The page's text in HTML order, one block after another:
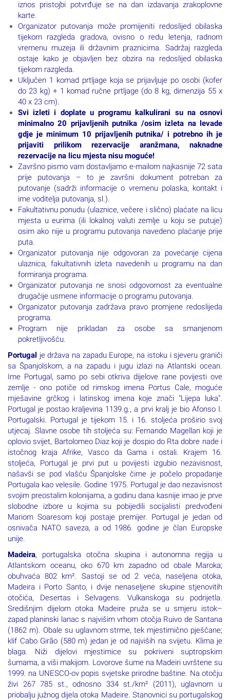
iznos pristojbi potvrđuje se na dan izdavanja zrakoplovne
karte.
Organizator putovanja može promijeniti redoslijed obilaska
tijekom razgleda gradova, ovisno o redu letenja, radnom
vremenu muzeja ili državnim praznicima. Sadržaj razgleda
ostaje kako je objavljen bez obzira na redoslijed obilaska
tijekom razgleda.
Uključen 1 komad prtljage koja se prijavljuje po osobi (kofer
do 23 kg) + 1 komad ručne prtljage (do 8 kg, dimenzija 55 x
40 x 23 cm).
Svi izleti i doplate u programu kalkulirani su na osnovi
minimalno 20 prijavljenih putnika /osim izleta na levade
gdje je minimum 10 prijavljenih putnika/ i potrebno ih je
prijaviti prilikom rezervacije aranžmana, naknadne
rezervacije na licu mjesta nisu moguće!
Završno pismo vam dostavljamo e-mailom najkasnije 72 sata
prije putovanja – to je završni dokument potreban za
putovanje (sadrži informacije o vremenu polaska, kontakt i
ime voditelja putovanja, sl.).
Fakultativnu ponudu (ulaznice, večere i slično) plaćate na licu
mjesta u eurima (ili lokalnoj valuti zemlje u koju se putuje)
osim ako nije u programu putovanja navedeno plaćanje prije
puta.
Organizator putovanja nije odgovoran za povećanje cijena
ulaznica, fakultativnih izleta navedenih u programu na dan
formiranja programa.
Organizator putovanja ne snosi odgovornost za eventualne
drugačije usmene informacije o programu putovanja.
Organizator putovanja zadržava pravo promjene redoslijeda
programa.
Program nije prikladan za osobe sa smanjenom
pokretljivošću.
Portugal je država na zapadu Europe, na istoku i sjeveru graniči
sa Španjolskom, a na zapadu i jugu izlazi na Atlantski ocean.
Ime Portugal, samo po sebi otkriva dijelove rane povijesti ove
zemlje - ono potiče od rimskog imena Portus Cale, moguće
mješavine grčkog i latinskog imena koje znači "Lijepa luka".
Portugal je postao kraljevina 1139.g., a prvi kralj je bio Afonso I.
Portugalski. Portugal je tijekom 15. i 16. stoljeća proširio svoj
utjecaj. Slavne osobe tih stoljeća su: Fernando Magellan koji je
oplovio svijet, Bartolomeo Diaz koji je dospio do Rta dobre nade i
istočnog kraja Afrike, Vasco da Gama i ostali. Krajem 16.
stoljeća, Portugal je prvi put u povijesti izgubio nezavisnost,
našavši se pod vlašću Španjolske čime je počelo propadanje
Portugala kao velesile. Godine 1975. Portugal je dao nezavisnost
svojim preostalim kolonijama, a godinu dana kasnije imao je prve
slobodne izbore u kojima su pobijedili socijalisti predvođeni
Mariom Soaresom koji postaje premijer. Portugal je jedan od
osnivača NATO saveza, a od 1986. godine je član Europske
unije.
Madeira, portugalska otočna skupina i autonomna regija u
Atlantskom oceanu, oko 670 km zapadno od obale Maroka;
obuhvaća 802 km². Sastoji se od 2 veća, naseljena otoka,
Madeira i Porto Santo, i dvije nenaseljene skupine stjenovitih
otočića, Desertas i Selvagens. Vulkanskoga su podrijetla.
Središnjim dijelom otoka Madeire pruža se u smjeru istok–
zapad planinski lanac s najvišim vrhom otočja Ruivo de Santana
(1862 m). Obale su uglavnom strme, tek mjestimično pješčane;
klif Cabo Girão (580 m) jedan je od najviših na svijetu. Klima je
blaga. Niži dijelovi mjestimice su pokriveni suptropskim
šumama, a viši makijom. Lovorove šume na Madeiri uvrštene su
1999. na UNESCO-ov popis svjetske prirodne baštine. Na otočju
živi 267 785 st., odnosno 334 st./km² (2011), uglavnom u
priobalju južnog dijela otoka Madeire. Stanovnici su portugalskog